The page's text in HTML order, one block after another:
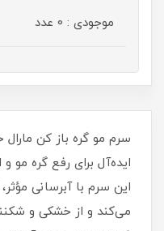
موجودی : 0 عدد
سرم مو گره باز کن
ایده‌آل برای رفع گره
این سرم با آبرسانی
می‌کند و از خشکی و